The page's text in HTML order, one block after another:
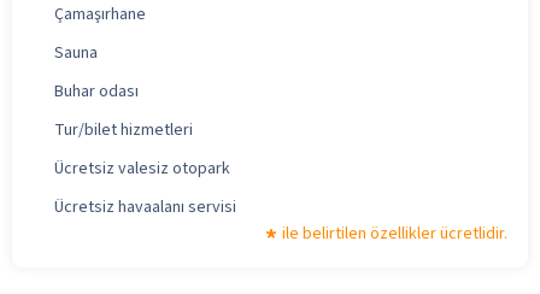
Çamaşırhane
Sauna
Buhar odası
Tur/bilet hizmetleri
Ücretsiz valesiz otopark
Ücretsiz havaalanı servisi
ile belirtilen özellikler ücretlidir.